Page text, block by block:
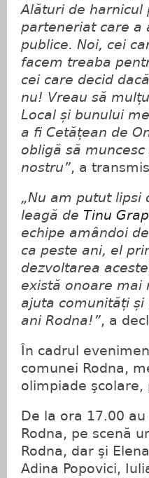
Alături de harnicul
parteneriat care a
publice. Noi, cei
facem treaba
cei care decid
nu! Vreau să
Local și bunului
a fi Cetățean de
obligă să
nostru”, a
„Nu am putut lipsi
leagă de Tinu
echipe amândoi
ca peste ani, el
dezvoltarea
există onoare mai
ajuta comunități
ani Rodna!”, a
În cadrul
comunei Rodna,
olimpiade şcolare,
De la ora 17.00
Rodna, pe scenă
Rodna, dar şi
Adina Popovici,